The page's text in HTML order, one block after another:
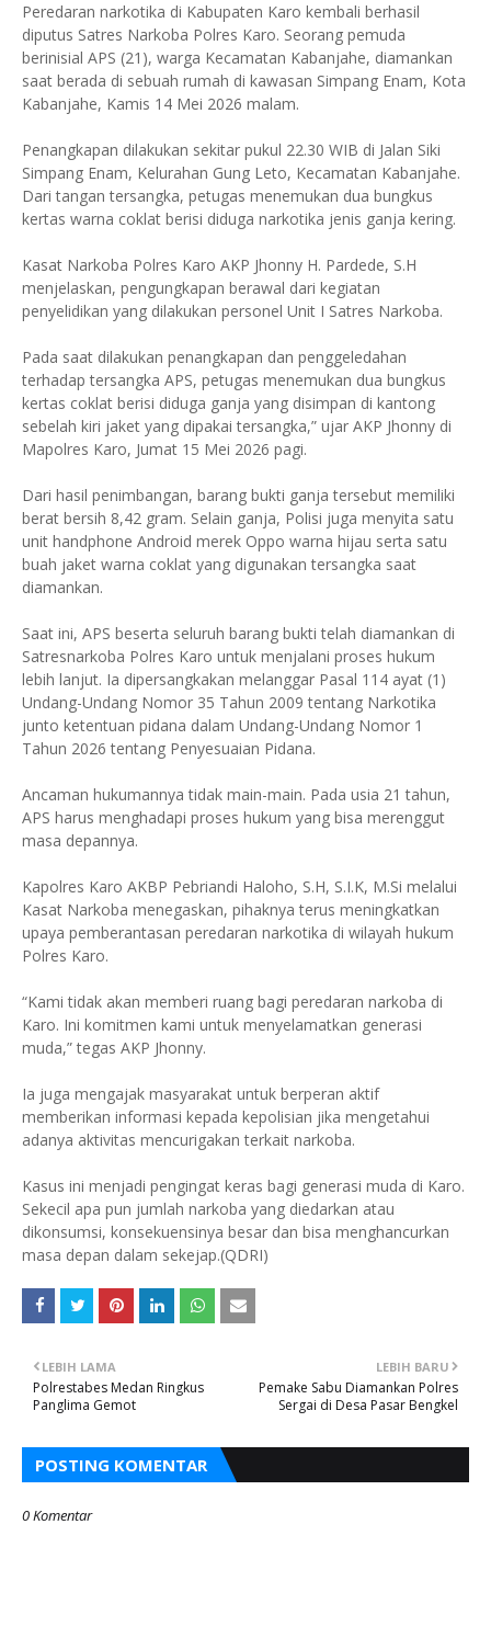
Peredaran narkotika di Kabupaten Karo kembali berhasil
diputus Satres Narkoba Polres Karo. Seorang pemuda
berinisial APS (21), warga Kecamatan Kabanjahe, diamankan
saat berada di sebuah rumah di kawasan Simpang Enam, Kota
Kabanjahe, Kamis 14 Mei 2026 malam.
Penangkapan dilakukan sekitar pukul 22.30 WIB di Jalan Siki
Simpang Enam, Kelurahan Gung Leto, Kecamatan Kabanjahe.
Dari tangan tersangka, petugas menemukan dua bungkus
kertas warna coklat berisi diduga narkotika jenis ganja kering.
Kasat Narkoba Polres Karo AKP Jhonny H. Pardede, S.H
menjelaskan, pengungkapan berawal dari kegiatan
penyelidikan yang dilakukan personel Unit I Satres Narkoba.
Pada saat dilakukan penangkapan dan penggeledahan
terhadap tersangka APS, petugas menemukan dua bungkus
kertas coklat berisi diduga ganja yang disimpan di kantong
sebelah kiri jaket yang dipakai tersangka,” ujar AKP Jhonny di
Mapolres Karo, Jumat 15 Mei 2026 pagi.
Dari hasil penimbangan, barang bukti ganja tersebut memiliki
berat bersih 8,42 gram. Selain ganja, Polisi juga menyita satu
unit handphone Android merek Oppo warna hijau serta satu
buah jaket warna coklat yang digunakan tersangka saat
diamankan.
Saat ini, APS beserta seluruh barang bukti telah diamankan di
Satresnarkoba Polres Karo untuk menjalani proses hukum
lebih lanjut. Ia dipersangkakan melanggar Pasal 114 ayat (1)
Undang-Undang Nomor 35 Tahun 2009 tentang Narkotika
junto ketentuan pidana dalam Undang-Undang Nomor 1
Tahun 2026 tentang Penyesuaian Pidana.
Ancaman hukumannya tidak main-main. Pada usia 21 tahun,
APS harus menghadapi proses hukum yang bisa merenggut
masa depannya.
Kapolres Karo AKBP Pebriandi Haloho, S.H, S.I.K, M.Si melalui
Kasat Narkoba menegaskan, pihaknya terus meningkatkan
upaya pemberantasan peredaran narkotika di wilayah hukum
Polres Karo.
“Kami tidak akan memberi ruang bagi peredaran narkoba di
Karo. Ini komitmen kami untuk menyelamatkan generasi
muda,” tegas AKP Jhonny.
Ia juga mengajak masyarakat untuk berperan aktif
memberikan informasi kepada kepolisian jika mengetahui
adanya aktivitas mencurigakan terkait narkoba.
Kasus ini menjadi pengingat keras bagi generasi muda di Karo.
Sekecil apa pun jumlah narkoba yang diedarkan atau
dikonsumsi, konsekuensinya besar dan bisa menghancurkan
masa depan dalam sekejap.(QDRI)
LEBIH BARU
Pemake Sabu Diamankan Polres
Sergai di Desa Pasar Bengkel
LEBIH LAMA
Polrestabes Medan Ringkus
Panglima Gemot
POSTING KOMENTAR
0 Komentar